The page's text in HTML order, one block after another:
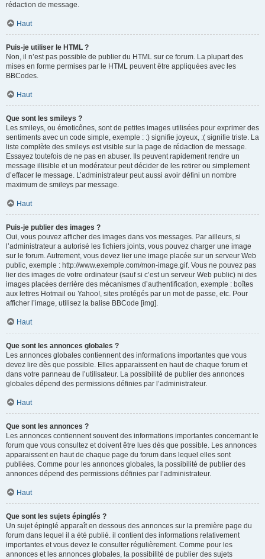
rédaction de message.
Haut
Puis-je utiliser le HTML ?
Non, il n’est pas possible de publier du HTML sur ce forum. La plupart des
mises en forme permises par le HTML peuvent être appliquées avec les
BBCodes.
Haut
Que sont les smileys ?
Les smileys, ou émoticônes, sont de petites images utilisées pour exprimer des
sentiments avec un code simple, exemple : :) signifie joyeux, :( signifie triste. La
liste complète des smileys est visible sur la page de rédaction de message.
Essayez toutefois de ne pas en abuser. Ils peuvent rapidement rendre un
message illisible et un modérateur peut décider de les retirer ou simplement
d’effacer le message. L’administrateur peut aussi avoir défini un nombre
maximum de smileys par message.
Haut
Puis-je publier des images ?
Oui, vous pouvez afficher des images dans vos messages. Par ailleurs, si
l’administrateur a autorisé les fichiers joints, vous pouvez charger une image
sur le forum. Autrement, vous devez lier une image placée sur un serveur Web
public, exemple : http://www.exemple.com/mon-image.gif. Vous ne pouvez pas
lier des images de votre ordinateur (sauf si c’est un serveur Web public) ni des
images placées derrière des mécanismes d’authentification, exemple : boîtes
aux lettres Hotmail ou Yahoo!, sites protégés par un mot de passe, etc. Pour
afficher l’image, utilisez la balise BBCode [img].
Haut
Que sont les annonces globales ?
Les annonces globales contiennent des informations importantes que vous
devez lire dès que possible. Elles apparaissent en haut de chaque forum et
dans votre panneau de l’utilisateur. La possibilité de publier des annonces
globales dépend des permissions définies par l’administrateur.
Haut
Que sont les annonces ?
Les annonces contiennent souvent des informations importantes concernant le
forum que vous consultez et doivent être lues dès que possible. Les annonces
apparaissent en haut de chaque page du forum dans lequel elles sont
publiées. Comme pour les annonces globales, la possibilité de publier des
annonces dépend des permissions définies par l’administrateur.
Haut
Que sont les sujets épinglés ?
Un sujet épinglé apparaît en dessous des annonces sur la première page du
forum dans lequel il a été publié. il contient des informations relativement
importantes et vous devez le consulter régulièrement. Comme pour les
annonces et les annonces globales, la possibilité de publier des sujets